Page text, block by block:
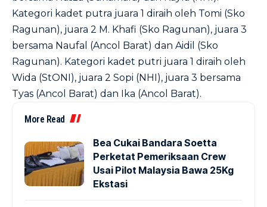
Kategori kadet putra juara 1 diraih oleh Tomi (Sko
Ragunan), juara 2 M. Khafi (Sko Ragunan), juara 3
bersama Naufal (Ancol Barat) dan Aidil (Sko
Ragunan). Kategori kadet putri juara 1 diraih oleh
Wida (StONI), juara 2 Sopi (NHI), juara 3 bersama
Tyas (Ancol Barat) dan Ika (Ancol Barat).
More Read
Bea Cukai Bandara Soetta
Perketat Pemeriksaan Crew
Usai Pilot Malaysia Bawa 25Kg
Ekstasi